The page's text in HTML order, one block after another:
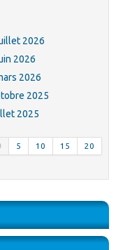
2026
2026
2026
2025
2025
5 10 15 20